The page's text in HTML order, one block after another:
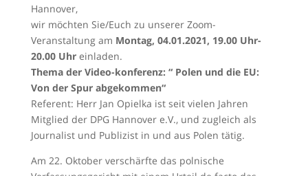
Hannover,
wir möchten Sie/Euch zu unserer Zoom-
Veranstaltung am Montag, 04.01.2021, 19.00 Uhr-
20.00 Uhreinladen.
Thema der Video-konferenz: “ Polen und die EU:
Von der Spur abgekommen“
Referent: Herr Jan Opielka ist seit vielen Jahren
Mitglied der DPG Hannover e.V., und zugleich als
Journalist und Publizist in und aus Polen tätig.
Am 22. Oktober verschärfte das polnische